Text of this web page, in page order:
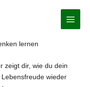
lernen
zeigt dir, wie du dein
wieder